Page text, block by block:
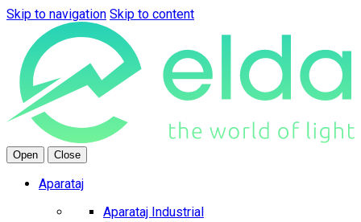
Skip to navigation Skip to content
Open Close
Aparataj
Aparataj Industrial